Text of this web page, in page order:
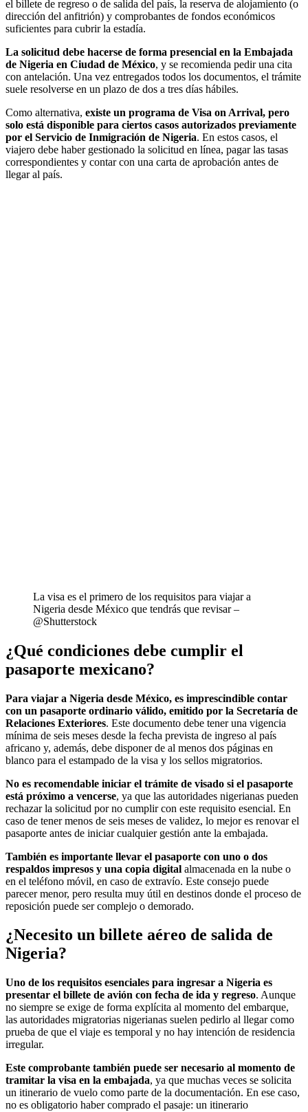
el billete de regreso o de salida del país, la reserva de alojamiento (o
dirección del anfitrión) y comprobantes de fondos económicos
suficientes para cubrir la estadía.
La solicitud debe hacerse de forma presencial en la Embajada
de Nigeria en Ciudad de México, y se recomienda pedir una cita
con antelación. Una vez entregados todos los documentos, el trámite
suele resolverse en un plazo de dos a tres días hábiles.
Como alternativa, existe un programa de Visa on Arrival, pero
solo está disponible para ciertos casos autorizados previamente
por el Servicio de Inmigración de Nigeria. En estos casos, el
viajero debe haber gestionado la solicitud en línea, pagar las tasas
correspondientes y contar con una carta de aprobación antes de
llegar al país.
La visa es el primero de los requisitos para viajar a
Nigeria desde México que tendrás que revisar –
@Shutterstock
¿Qué condiciones debe cumplir el
pasaporte mexicano?
Para viajar a Nigeria desde México, es imprescindible contar
con un pasaporte ordinario válido, emitido por la Secretaría de
Relaciones Exteriores. Este documento debe tener una vigencia
mínima de seis meses desde la fecha prevista de ingreso al país
africano y, además, debe disponer de al menos dos páginas en
blanco para el estampado de la visa y los sellos migratorios.
No es recomendable iniciar el trámite de visado si el pasaporte
está próximo a vencerse, ya que las autoridades nigerianas pueden
rechazar la solicitud por no cumplir con este requisito esencial. En
caso de tener menos de seis meses de validez, lo mejor es renovar el
pasaporte antes de iniciar cualquier gestión ante la embajada.
También es importante llevar el pasaporte con uno o dos
respaldos impresos y una copia digital almacenada en la nube o
en el teléfono móvil, en caso de extravío. Este consejo puede
parecer menor, pero resulta muy útil en destinos donde el proceso de
reposición puede ser complejo o demorado.
¿Necesito un billete aéreo de salida de
Nigeria?
Uno de los requisitos esenciales para ingresar a Nigeria es
presentar el billete de avión con fecha de ida y regreso. Aunque
no siempre se exige de forma explícita al momento del embarque,
las autoridades migratorias nigerianas suelen pedirlo al llegar como
prueba de que el viaje es temporal y no hay intención de residencia
irregular.
Este comprobante también puede ser necesario al momento de
tramitar la visa en la embajada, ya que muchas veces se solicita
un itinerario de vuelo como parte de la documentación. En ese caso,
no es obligatorio haber comprado el pasaje: un itinerario